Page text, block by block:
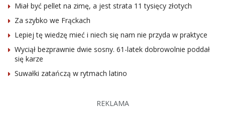
Miał być pellet na zimę, a jest strata 11 tysięcy złotych
Za szybko we Frąckach
Lepiej tę wiedzę mieć i niech się nam nie przyda w praktyce
Wyciął bezprawnie dwie sosny. 61-latek dobrowolnie poddał
się karze
Suwałki zatańczą w rytmach latino
REKLAMA